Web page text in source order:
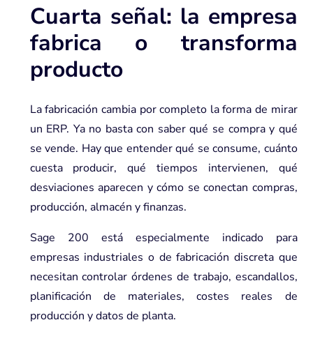
Cuarta señal: la empresa
fabrica o transforma
producto
La fabricación cambia por completo la forma de mirar
un ERP. Ya no basta con saber qué se compra y qué
se vende. Hay que entender qué se consume, cuánto
cuesta producir, qué tiempos intervienen, qué
desviaciones aparecen y cómo se conectan compras,
producción, almacén y finanzas.
Sage 200 está especialmente indicado para
empresas industriales o de fabricación discreta que
necesitan controlar órdenes de trabajo, escandallos,
planificación de materiales, costes reales de
producción y datos de planta.